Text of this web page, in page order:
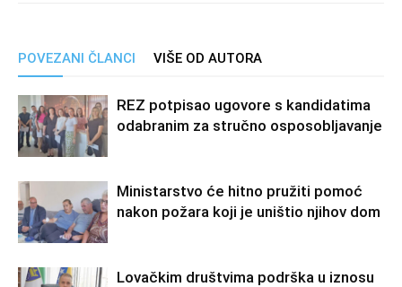
POVEZANI ČLANCI VIŠE OD AUTORA
REZ potpisao ugovore s kandidatima
odabranim za stručno osposobljavanje
Ministarstvo će hitno pružiti pomoć
nakon požara koji je uništio njihov dom
Lovačkim društvima podrška u iznosu